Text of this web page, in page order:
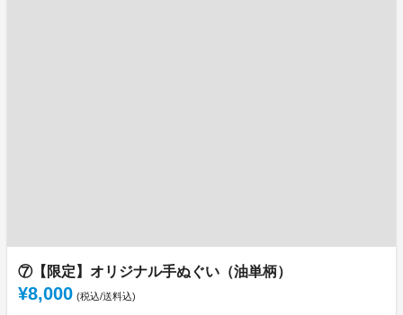
⑦【限定】オリジナル手ぬぐい（油単柄）
¥8,000 (税込/送料込)